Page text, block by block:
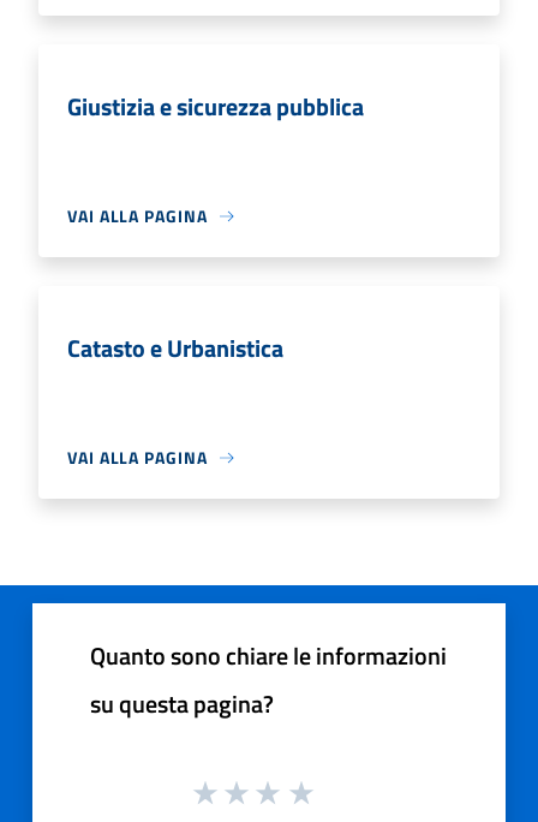
Giustizia e sicurezza pubblica
VAI ALLA PAGINA
Catasto e Urbanistica
VAI ALLA PAGINA
Quanto sono chiare le informazioni
su questa pagina?